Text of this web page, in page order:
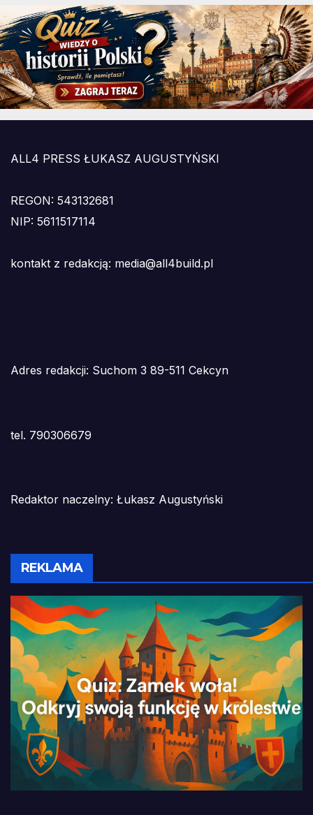
ALL4 PRESS ŁUKASZ AUGUSTYŃSKI
REGON: 543132681
NIP: 5611517114
kontakt z redakcją: media@all4build.pl
Adres redakcji: Suchom 3 89-511 Cekcyn
tel. 790306679
Redaktor naczelny: Łukasz Augustyński
REKLAMA